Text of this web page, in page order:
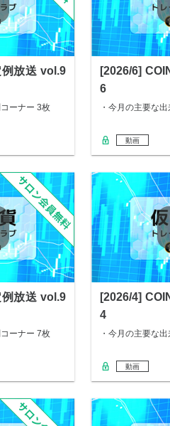
例放送 vol.9
ーナー 3枚
[2026/6]
6
・今月の主要な
動画
例放送 vol.9
ーナー 7枚
[2026/4]
4
・今月の主要な
動画